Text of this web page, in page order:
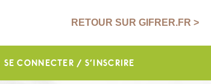
RETOUR SUR GIFRER.FR >
SE CONNECTER / S'INSCRIRE